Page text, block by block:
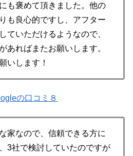
も褒めて頂きました。他の
も良心的ですし、アフター
ていただけるようなので、
あればまたお願いします。
いします！
の口コミ８
家なので、信頼できる方に
3社で検討していたのですが